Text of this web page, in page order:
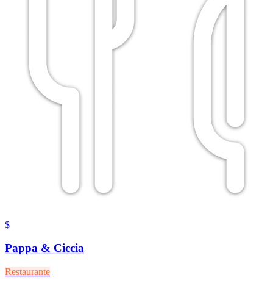
$
Pappa & Ciccia
Restaurante